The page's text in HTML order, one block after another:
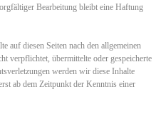
Bearbeitung bleibt eine Haftung
auf diesen Seiten nach den allgemeinen
verpflichtet, übermittelte oder gespeicherte
werden wir diese Inhalte
ab dem Zeitpunkt der Kenntnis einer